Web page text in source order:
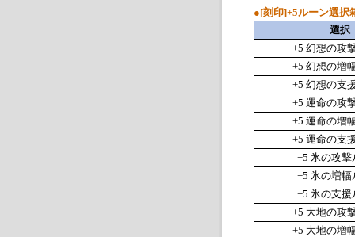
●[刻印]+5ルーン選択
選択
+5 幻想の攻
+5 幻想の増
+5 幻想の支
+5 運命の攻
+5 運命の増
+5 運命の支
+5 氷の攻撃
+5 氷の増幅
+5 氷の支援
+5 大地の攻
+5 大地の増